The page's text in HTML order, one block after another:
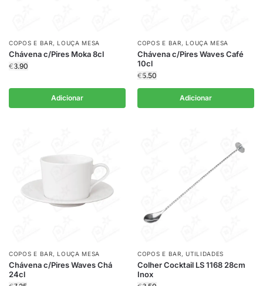
COPOS E BAR,LOUÇA MESA
Chávena c/Pires Moka 8cl
€3.90
Adicionar
COPOS E BAR,LOUÇA MESA
Chávena c/Pires Waves Café
10cl
€5.50
Adicionar
COPOS E BAR,LOUÇA MESA
Chávena c/Pires Waves Chá
24cl
COPOS E BAR,UTILIDADES
Colher Cocktail LS 1168 28cm
Inox